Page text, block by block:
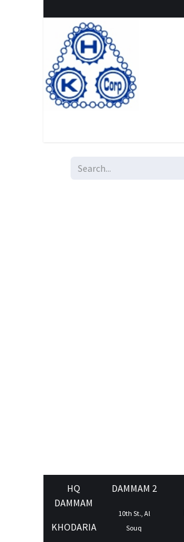
HQ
DAMMAM
KHODARIA
DAMMAM 2
10th St., Al
Souq